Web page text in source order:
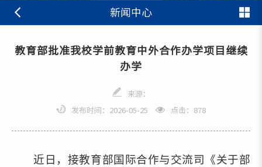
新闻中心
教育部批准我校学前教育中外合作办学项目继续
办学
来源：
发布时间：2026-05-25 点击： 878
近日，接教育部国际合作与交流司《关于部